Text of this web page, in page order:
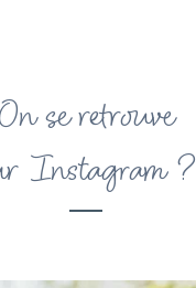
se retrouve
Instagram ?